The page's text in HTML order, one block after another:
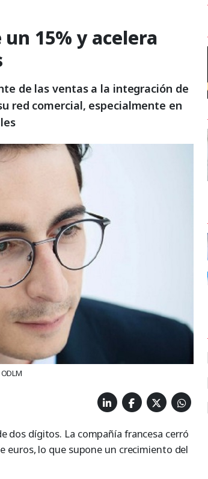
15% y acelera
de las ventas a la integración de
red comercial, especialmente en
dos dígitos. La compañía francesa cerró
euros, lo que supone un crecimiento del